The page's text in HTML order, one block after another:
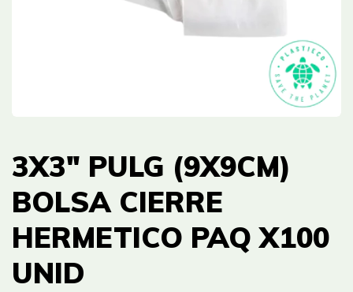
3X3" PULG (9X9CM)
BOLSA CIERRE
HERMETICO PAQ X100
UNID